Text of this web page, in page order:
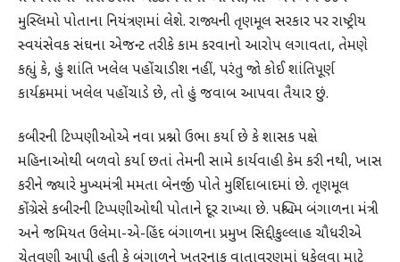
મુસ્લિમો પોતાના નિયંત્રણમાં લેશે. રાજ્યની તૃણમૂલ સરકાર પર રાષ્ટ્રીય
સ્વયંસેવક સંઘના એજન્ટ તરીકે કામ કરવાનો આરોપ લગાવતા, તેમણે
કહ્યું કે, હું શાંતિ ખલેલ પહોંચાડીશ નહીં, પરંતુ જાે કોઈ શાંતિપૂર્ણ
કાર્યક્રમમાં ખલેલ પહોંચાડે છે, તો હું જવાબ આપવા તૈયાર છું.
કબીરની ટિપ્પણીઓએ નવા પ્રશ્નો ઉભા કર્યા છે કે શાસક પક્ષે
મહિનાઓથી બળવો કર્યા છતાં તેમની સામે કાર્યવાહી કેમ કરી નથી, ખાસ
કરીને જ્યારે મુખ્યમંત્રી મમતા બેનર્જી પોતે મુર્શિદાબાદમાં છે. તૃણમૂલ
કોંગ્રેસે કબીરની ટિપ્પણીઓથી પોતાને દૂર રાખ્યા છે. પશ્ચિમ બંગાળના મંત્રી
અને જમિયત ઉલેમા-એ-હિંદ બંગાળના પ્રમુખ સિદ્દીકુલ્લાહ ચૌધરીએ